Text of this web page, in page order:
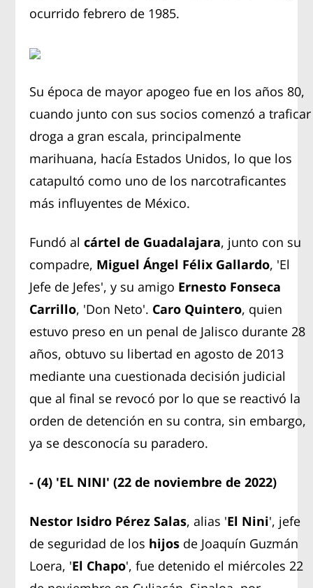
ocurrido febrero de 1985.
Su época de mayor apogeo fue en los años 80,
cuando junto con sus socios comenzó a traficar
droga a gran escala, principalmente
marihuana, hacía Estados Unidos, lo que los
catapultó como uno de los narcotraficantes
más influyentes de México.
Fundó alcártel de Guadalajara, junto con su
compadre, Miguel Ángel Félix Gallardo, 'El
Jefe de Jefes', y su amigo Ernesto Fonseca
Carrillo, 'Don Neto'. Caro Quintero, quien
estuvo preso en un penal de Jalisco durante 28
años, obtuvo su libertad en agosto de 2013
mediante una cuestionada decisión judicial
que al final se revocó por lo que se reactivó la
orden de detención en su contra, sin embargo,
ya se desconocía su paradero.
- (4) 'EL NINI' (22 de noviembre de 2022)
Nestor Isidro Pérez Salas, alias 'El Nini', jefe
de seguridad de los hijos de Joaquín Guzmán
Loera, 'El Chapo', fue detenido el miércoles 22